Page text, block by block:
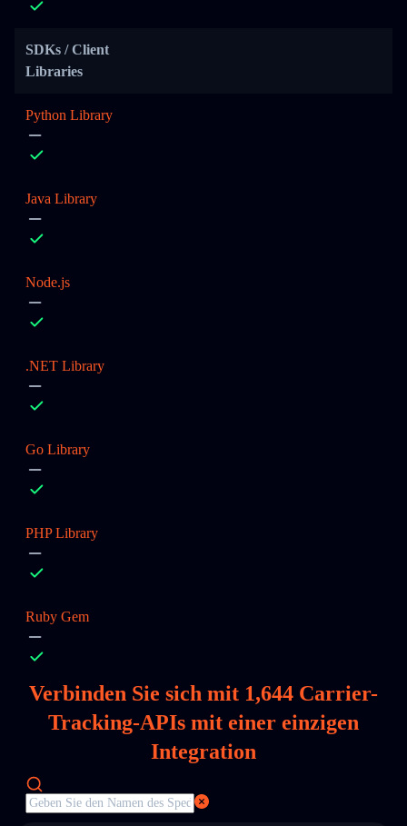
SDKs / Client
Libraries
Python Library
Java Library
Node.js
.NET Library
Go Library
PHP Library
Ruby Gem
Verbinden Sie sich mit 1,644 Carrier-
Tracking-APIs mit einer einzigen
Integration